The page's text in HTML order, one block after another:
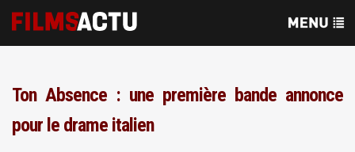
Ton Absence : une première bande annonce
pour le drame italien